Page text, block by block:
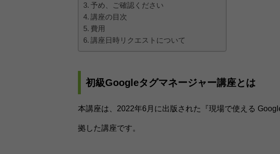
予め、ご確認ください
講座の目次
費用
講座日時リクエストについて
初級Googleタグマネージャー講座とは
本講座は、2022年6月に出版された『現場で使える
拠した講座です。